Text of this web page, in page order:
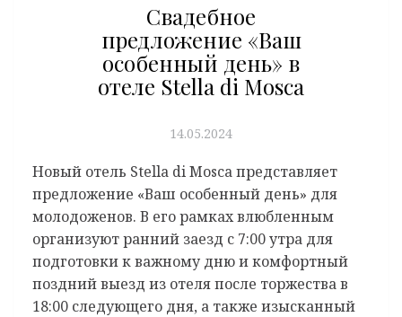
Свадебное
предложение «Ваш
особенный день» в
отеле Stella di Mosca
14.05.2024
Новый отель Stella di Mosca представляет
предложение «Ваш особенный день» для
молодоженов. В его рамках влюбленным
организуют ранний заезд с 7:00 утра для
подготовки к важному дню и комфортный
поздний выезд из отеля после торжества в
18:00 следующего дня, а также изысканный